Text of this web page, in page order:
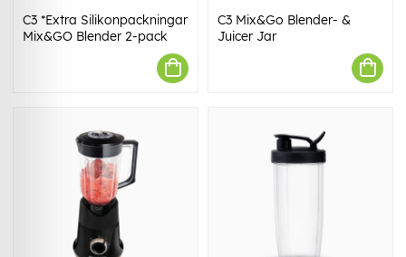
C3 *Extra Silikonpackningar
Mix&GO Blender 2-pack
C3 Mix&Go Blender- &
Juicer Jar